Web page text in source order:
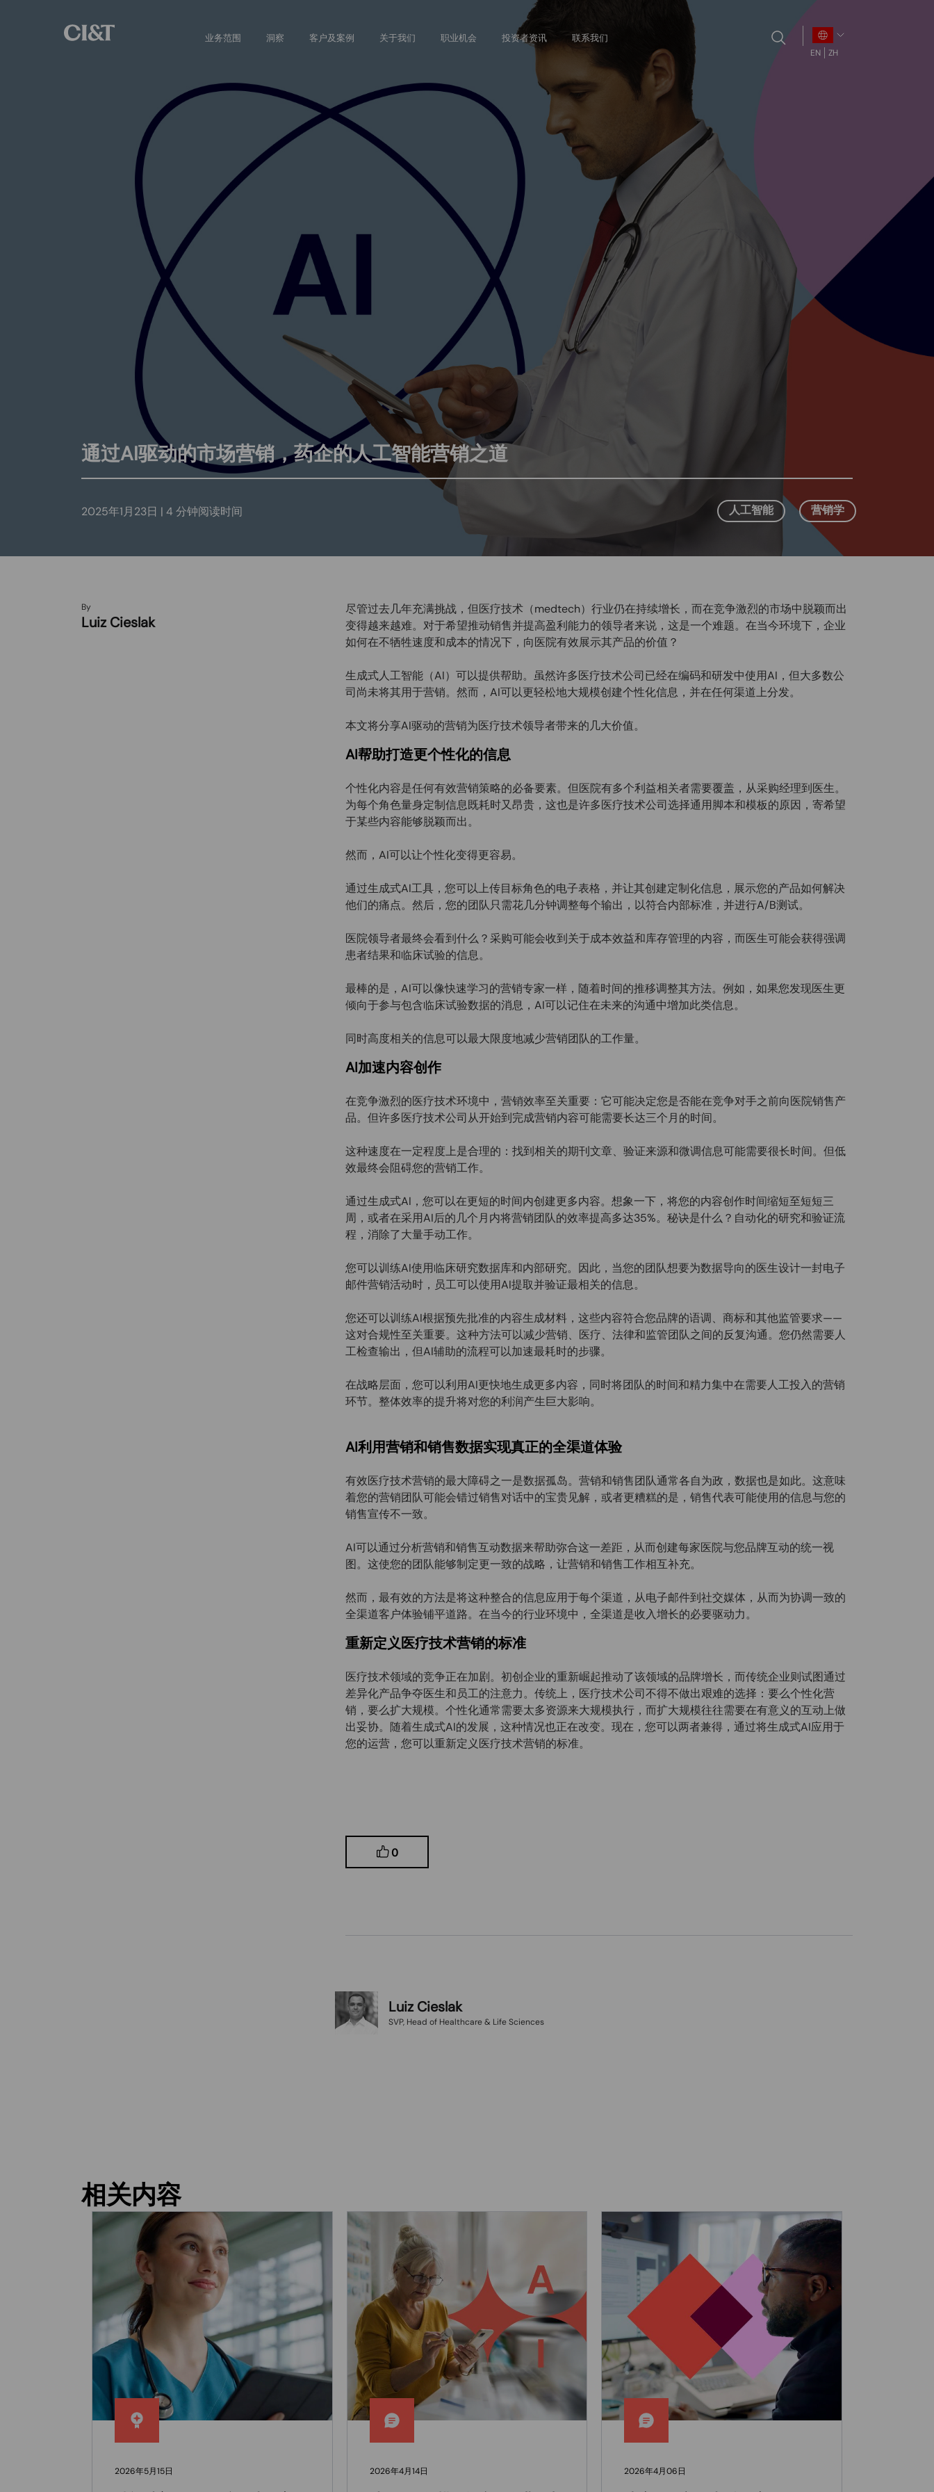
main
业务范围 洞察 客户及案例 关于我们 职业机会 投资者资讯 联系我们
EN ZH
通过AI驱动的市场营销，药企的人工智能营销之道
2025年1月23日 | 4 分钟阅读时间 人工智能 营销学
By
Luiz Cieslak
尽管过去几年充满挑战，但医疗技术（medtech）行业仍在持续增长，而在竞争激烈的市场中脱颖而出
变得越来越难。对于希望推动销售并提高盈利能力的领导者来说，这是一个难题。在当今环境下，企业
如何在不牺牲速度和成本的情况下，向医院有效展示其产品的价值？
生成式人工智能（AI）可以提供帮助。虽然许多医疗技术公司已经在编码和研发中使用AI，但大多数公
司尚未将其用于营销。然而，AI可以更轻松地大规模创建个性化信息，并在任何渠道上分发。
本文将分享AI驱动的营销为医疗技术领导者带来的几大价值。
AI帮助打造更个性化的信息
个性化内容是任何有效营销策略的必备要素。但医院有多个利益相关者需要覆盖，从采购经理到医生。
为每个角色量身定制信息既耗时又昂贵，这也是许多医疗技术公司选择通用脚本和模板的原因，寄希望
于某些内容能够脱颖而出。
然而，AI可以让个性化变得更容易。
通过生成式AI工具，您可以上传目标角色的电子表格，并让其创建定制化信息，展示您的产品如何解决
他们的痛点。然后，您的团队只需花几分钟调整每个输出，以符合内部标准，并进行A/B测试。
医院领导者最终会看到什么？采购可能会收到关于成本效益和库存管理的内容，而医生可能会获得强调
患者结果和临床试验的信息。
最棒的是，AI可以像快速学习的营销专家一样，随着时间的推移调整其方法。例如，如果您发现医生更
倾向于参与包含临床试验数据的消息，AI可以记住在未来的沟通中增加此类信息。
同时高度相关的信息可以最大限度地减少营销团队的工作量。
AI加速内容创作
在竞争激烈的医疗技术环境中，营销效率至关重要：它可能决定您是否能在竞争对手之前向医院销售产
品。但许多医疗技术公司从开始到完成营销内容可能需要长达三个月的时间。
这种速度在一定程度上是合理的：找到相关的期刊文章、验证来源和微调信息可能需要很长时间。但低
效最终会阻碍您的营销工作。
通过生成式AI，您可以在更短的时间内创建更多内容。想象一下，将您的内容创作时间缩短至短短三
周，或者在采用AI后的几个月内将营销团队的效率提高多达35%。秘诀是什么？自动化的研究和验证流
程，消除了大量手动工作。
您可以训练AI使用临床研究数据库和内部研究。因此，当您的团队想要为数据导向的医生设计一封电子
邮件营销活动时，员工可以使用AI提取并验证最相关的信息。
您还可以训练AI根据预先批准的内容生成材料，这些内容符合您品牌的语调、商标和其他监管要求——
这对合规性至关重要。这种方法可以减少营销、医疗、法律和监管团队之间的反复沟通。您仍然需要人
工检查输出，但AI辅助的流程可以加速最耗时的步骤。
在战略层面，您可以利用AI更快地生成更多内容，同时将团队的时间和精力集中在需要人工投入的营销
环节。整体效率的提升将对您的利润产生巨大影响。
AI利用营销和销售数据实现真正的全渠道体验
有效医疗技术营销的最大障碍之一是数据孤岛。营销和销售团队通常各自为政，数据也是如此。这意味
着您的营销团队可能会错过销售对话中的宝贵见解，或者更糟糕的是，销售代表可能使用的信息与您的
销售宣传不一致。
AI可以通过分析营销和销售互动数据来帮助弥合这一差距，从而创建每家医院与您品牌互动的统一视
图。这使您的团队能够制定更一致的战略，让营销和销售工作相互补充。
然而，最有效的方法是将这种整合的信息应用于每个渠道，从电子邮件到社交媒体，从而为协调一致的
全渠道客户体验铺平道路。在当今的行业环境中，全渠道是收入增长的必要驱动力。
重新定义医疗技术营销的标准
医疗技术领域的竞争正在加剧。初创企业的重新崛起推动了该领域的品牌增长，而传统企业则试图通过
差异化产品争夺医生和员工的注意力。传统上，医疗技术公司不得不做出艰难的选择：要么个性化营
销，要么扩大规模。个性化通常需要太多资源来大规模执行，而扩大规模往往需要在有意义的互动上做
出妥协。随着生成式AI的发展，这种情况也正在改变。现在，您可以两者兼得，通过将生成式AI应用于
您的运营，您可以重新定义医疗技术营销的标准。
0
Luiz Cieslak
SVP, Head of Healthcare & Life Sciences
相关内容
2026年5月15日 2026年4月14日 2026年4月06日